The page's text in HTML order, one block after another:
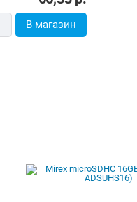
В магазин